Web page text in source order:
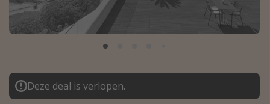
Thailand
Sardinie
Madeira
EgypteDeze deal is verlopen.